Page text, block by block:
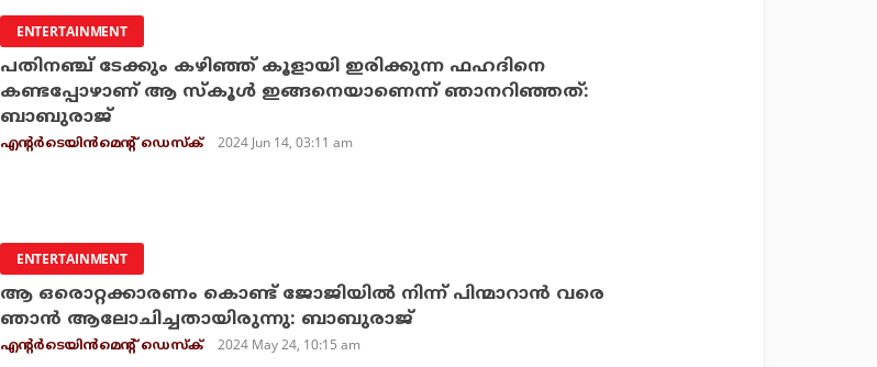
ENTERTAINMENT
പതിനഞ്ച് ടേക്കും കഴിഞ്ഞ് കൂളായി ഇരിക്കുന്ന ഫഹദിനെ
കണ്ടപ്പോഴാണ് ആ സ്കൂൾ ഇങ്ങനെയാണെന്ന് ഞാനറിഞ്ഞത്:
ബാബുരാജ്
എന്റര്‍ടെയിന്‍മെന്റ് ഡെസ്‌ക് 2024 Jun 14, 03:11 am
ENTERTAINMENT
ആ ഒരൊറ്റക്കാരണം കൊണ്ട് ജോജിയില്‍ നിന്ന് പിന്മാറാന്‍ വരെ
ഞാന്‍ ആലോചിച്ചതായിരുന്നു: ബാബുരാജ്
എന്റര്‍ടെയിന്‍മെന്റ് ഡെസ്‌ക് 2024 May 24, 10:15 am